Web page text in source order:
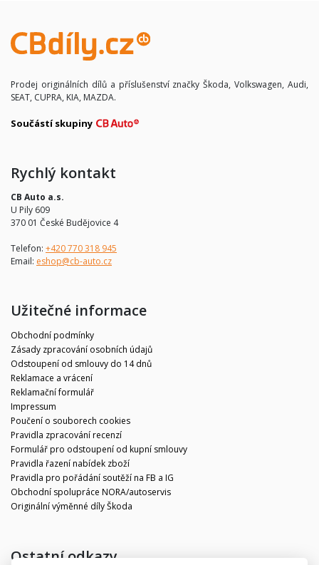
Prodej originálních dílů a příslušenství značky Škoda, Volkswagen, Audi,
SEAT, CUPRA, KIA, MAZDA.
Součástí skupiny
Rychlý kontakt
CB Auto a.s.
U Pily 609
370 01 České Budějovice 4
Telefon: +420 770 318 945
Email: eshop@cb-auto.cz
Užitečné informace
Obchodní podmínky
Zásady zpracování osobních údajů
Odstoupení od smlouvy do 14 dnů
Reklamace a vrácení
Reklamační formulář
Impressum
Poučení o souborech cookies
Pravidla zpracování recenzí
Formulář pro odstoupení od kupní smlouvy
Pravidla řazení nabídek zboží
Pravidla pro pořádání soutěží na FB a IG
Obchodní spolupráce NORA/autoservis
Originální výměnné díly Škoda
Ostatní odkazy